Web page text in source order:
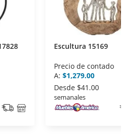
Escultura 15169
Precio de contado
A: $1,279.00
Desde $41.00
semanales